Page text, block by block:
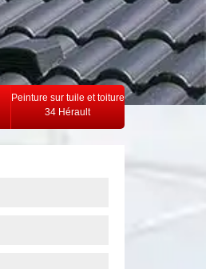
Peinture sur tuile et toiture
34 Hérault